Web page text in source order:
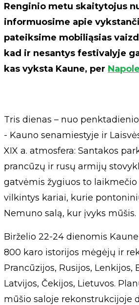
Renginio metu skaitytojus
informuosime apie
pateiksime mobiliąsias
kad ir nesantys festivalyje
kas vyksta Kaune, per
Tris dienas – nuo
- Kauno senamiestyje ir
XIX a. atmosfera: Santakos
prancūzų ir rusų armijų
gatvėmis žygiuos to
vilkintys kariai, kurie
Nemuno salą, kur įvyks mūšis.
Birželio 22-24 dienomis
800 karo istorijos mėgėjų ir
Prancūzijos, Rusijos, Lenkijos,
Latvijos, Čekijos, Lietuvos.
mūšio saloje rekonstrukcijoje